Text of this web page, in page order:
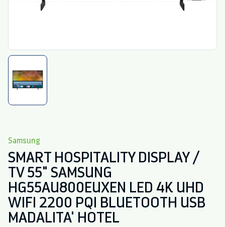
Samsung
SMART HOSPITALITY DISPLAY /
TV 55" SAMSUNG
HG55AU800EUXEN LED 4K UHD
WIFI 2200 PQI BLUETOOTH USB
MADALITA' HOTEL